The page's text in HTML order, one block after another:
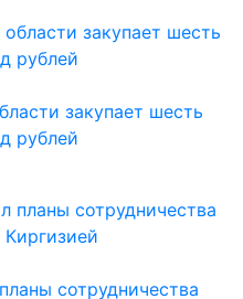
закупает шесть
рублей
сотрудничества